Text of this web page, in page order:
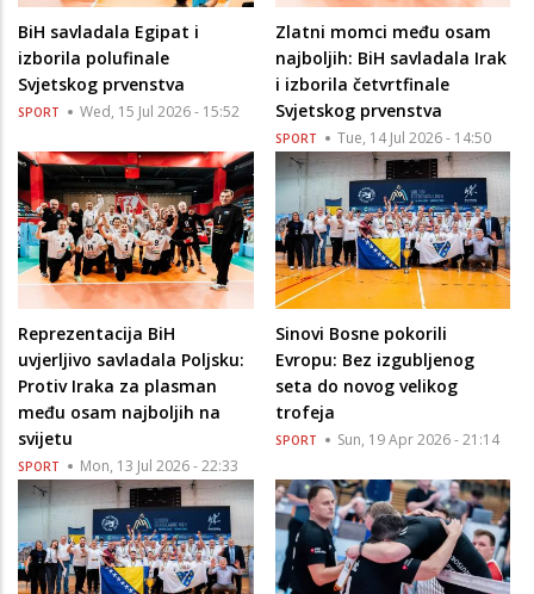
BiH savladala Egipat i
izborila polufinale
Svjetskog prvenstva
SPORT Wed, 15 Jul 2026 - 15:52
Zlatni momci među osam
najboljih: BiH savladala Irak
i izborila četvrtfinale
Svjetskog prvenstva
SPORT Tue, 14 Jul 2026 - 14:50
Reprezentacija BiH
uvjerljivo savladala Poljsku:
Protiv Iraka za plasman
među osam najboljih na
svijetu
SPORT Mon, 13 Jul 2026 - 22:33
Sinovi Bosne pokorili
Evropu: Bez izgubljenog
seta do novog velikog
trofeja
SPORT Sun, 19 Apr 2026 - 21:14